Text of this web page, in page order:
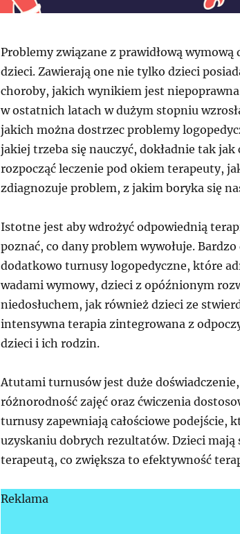
Problemy związane z prawidłową
dzieci. Zawierają one nie tylko dzieci
choroby, jakich wynikiem jest
w ostatnich latach w dużym stopniu
jakich można dostrzec problemy
jakiej trzeba się nauczyć, dokładnie tak
rozpocząć leczenie pod okiem terapeuty,
zdiagnozuje problem, z jakim boryka się
Istotne jest aby wdrożyć odpowiednią
poznać, co dany problem wywołuje.
dodatkowo turnusy logopedyczne, które
wadami wymowy, dzieci z opóźnionym
niedosłuchem, jak również dzieci ze
intensywna terapia zintegrowana z
dzieci i ich rodzin.
Atutami turnusów jest duże
różnorodność zajęć oraz ćwiczenia
turnusy zapewniają całościowe podejście,
uzyskaniu dobrych rezultatów. Dzieci mają
terapeutą, co zwiększa to efektywność
Reklama